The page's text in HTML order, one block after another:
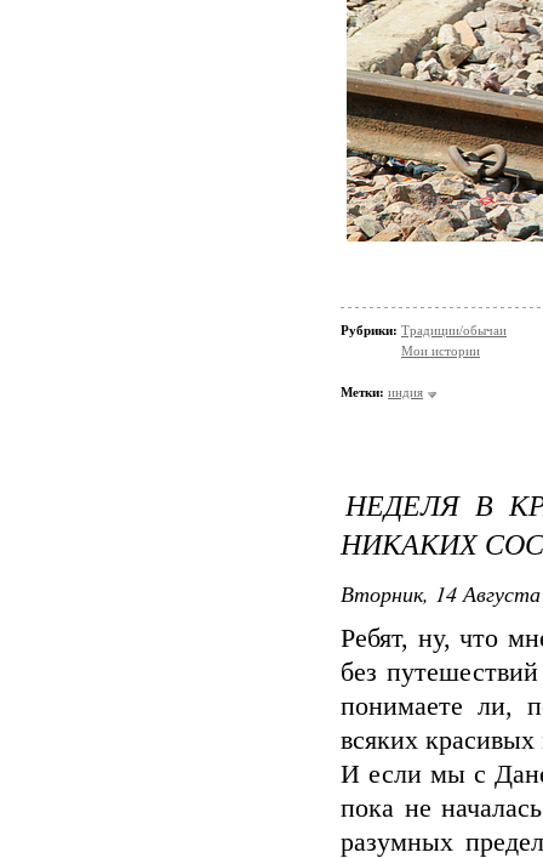
Рубрики: Традиции/обычаи
Мои истории
Метки: индия
НЕДЕЛЯ В
НИКАКИХ
Вторник, 14
Ребят, ну, что
без
понимаете ли,
всяких
И если мы с
пока не
разумных